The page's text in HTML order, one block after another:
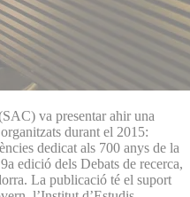
va presentar ahir una
durant el 2015:
dedicat als 700 anys de la
edició dels Debats de recerca,
La publicació té el suport